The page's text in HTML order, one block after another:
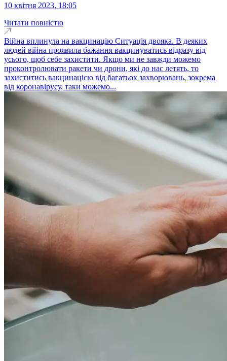
10 квітня 2023, 18:05
Читати повністю
Війна вплинула на вакцинацію Ситуація двояка. В деяких
людей війна проявила бажання вакцинуватись відразу від
усього, щоб себе захистити. Якщо ми не завжди можемо
проконтролювати ракети чи дрони, які до нас летять, то
захиститись вакцинацією від багатьох захворювань, зокрема
від коронавірусу, таки можемо...